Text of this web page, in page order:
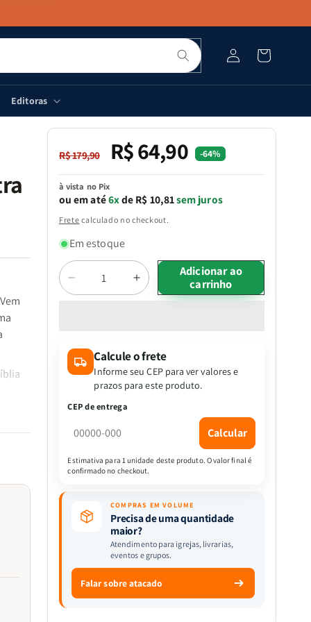
Pesquisar
Fazer
login
Carrinho
Editoras
Preço
R$ 179,90
Preço
promocional
R$ 64,90 -64%
à vista no Pix
ou em até6xde R$ 10,81sem juros
Frete calculado no checkout.
Em estoque
Quantidade
Diminuir
a
Sagrada
Slim
RC
|
Letra
|
Harpa
Corinhos
Preto
Aumentar
a
Sagrada
Slim
|
|
Harpa
e
Corinhos
|
Bordô
e
Adicionar ao
carrinho
Calcule o frete
Informe seu CEP para ver valores e
prazos para este produto.
CEP de entrega
Calcular
Estimativa para 1 unidade deste produto. O valor final é
confirmado no checkout.
COMPRAS EM VOLUME
Precisa de uma quantidade
maior?
Atendimento para igrejas, livrarias,
eventos e grupos.
Falar sobre atacado